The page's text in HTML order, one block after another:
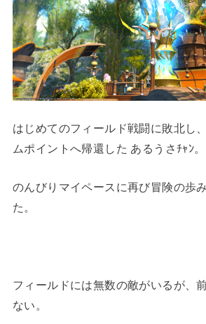
はじめてのフィールド戦闘に敗北し
ムポイントへ帰還した あるうさﾁｬﾝ。
のんびりマイペースに再び冒険の歩
た。
フィールドには無数の敵がいるが、
ない。